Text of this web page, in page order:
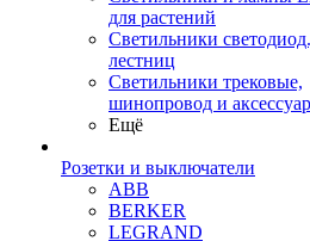
для растений
Светильники
лестниц
Светильники трековые,
шинопровод и
Ещё
Розетки и выключатели
ABB
BERKER
LEGRAND